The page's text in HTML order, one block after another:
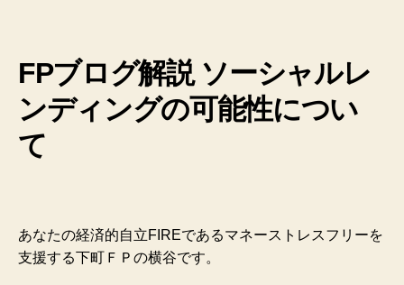
FPブログ解説 ソーシャルレ
ンディングの可能性につい
て
あなたの経済的自立FIREであるマネーストレスフリーを
支援する下町ＦＰの横谷です。